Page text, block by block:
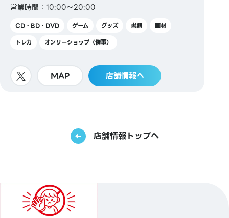
営業時間：10:00～20:00
CD・BD・DVD ゲーム グッズ 書籍
画材
トレカ
オンリーショップ（催事）
MAP 店舗情報へ
店舗情報トップへ